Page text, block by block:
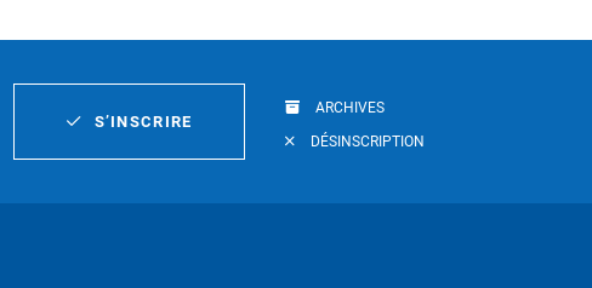
S’INSCRIRE
ARCHIVES
DÉSINSCRIPTION